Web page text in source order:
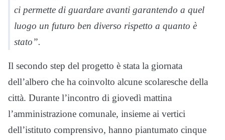
ci permette di guardare avanti garantendo a quel
luogo un futuro ben diverso rispetto a quanto è
stato”.
Il secondo step del progetto è stata la giornata
dell’albero che ha coinvolto alcune scolaresche della
città. Durante l’incontro di giovedì mattina
l’amministrazione comunale, insieme ai vertici
dell’istituto comprensivo, hanno piantumato cinque